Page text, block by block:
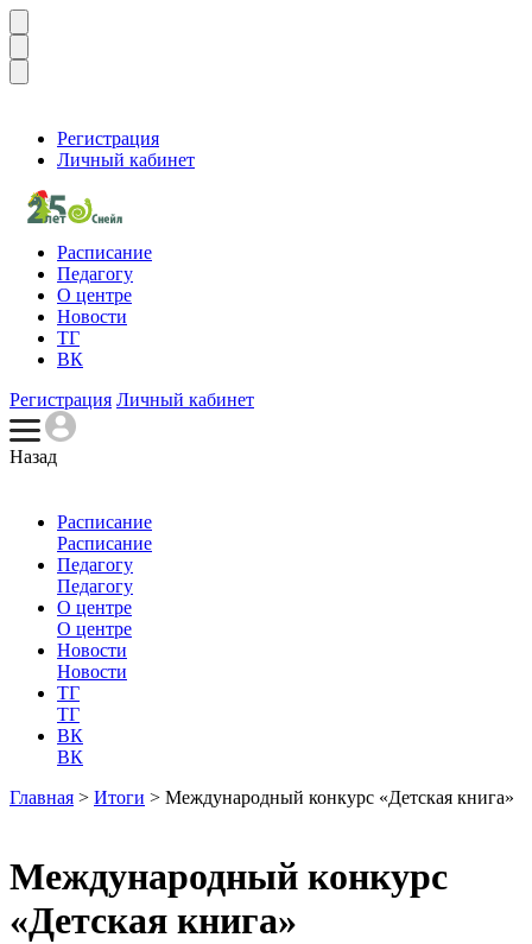
Регистрация
Личный кабинет
Расписание
Педагогу
О центре
Новости
ТГ
ВК
Регистрация Личный кабинет
Назад
Расписание
Расписание
Педагогу
Педагогу
О центре
О центре
Новости
Новости
ТГ
ТГ
ВК
ВК
Главная > Итоги > Международный конкурс «Детская книга»
Международный конкурс
«Детская книга»